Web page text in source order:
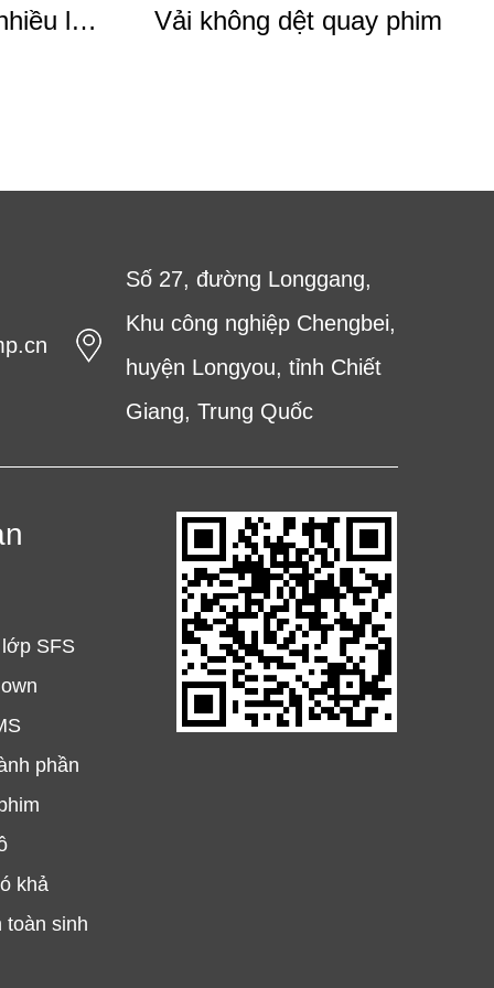
lớp Vải không dệt quay phim
Số 27, đường Longgang,
Khu công nghiệp Chengbei,
huyện Longyou, tỉnh Chiết
Giang, Trung Quốc
SFS
phần
khả
toàn sinh